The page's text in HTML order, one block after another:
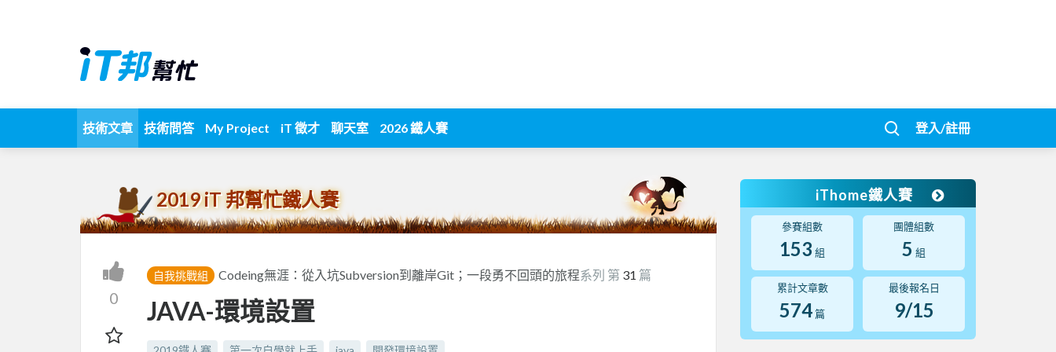
技術文章 技術問答 My Project iT 徵才 聊天室 2026 鐵人賽 登入/註冊
2019 iT 邦幫忙鐵人賽
0
自我挑戰組 Codeing無涯：從入坑Subversion到離岸Git；一段勇不回頭的旅程系列 第 31 篇
JAVA-環境設置
iThome鐵人賽
參賽組數
153 組
團體組數
5 組
累計文章數
574 篇
最後報名日
9/15